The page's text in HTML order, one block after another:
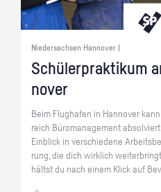
Niedersachsen Hannover |
Schü­ler­prak­ti­kum
no­ver
Beim Flug­ha­fen in Han­no­ver
reich Bü­ro­ma­nage­ment
Ein­blick in ver­schie­de­ne
rung, die dich wirk­lich
hältst du nach einem Klick auf